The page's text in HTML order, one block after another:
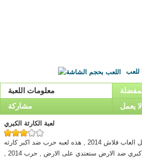
معلومات اللعبة
مشاركة
يعمل
لعبة الكارثة الكبري
لعبة الكارثة الكبري افضل العاب فلاش 2014 , هذه لعبه حرب ضد اكبر كارثه
ستضرب الارض , انها قوي كبري ضد الارض ستعتدي على الارض , حرب 2014 ,